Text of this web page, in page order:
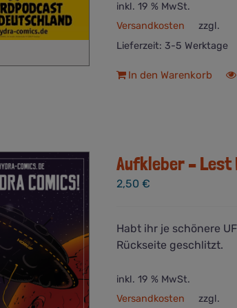
inkl. 19 % MwSt.
zzgl.
Versandkosten
Lieferzeit: 3-5 Werktage
In den Warenkorb
Aufkleber – Lest
2,50 €
Habt ihr je schönere
Rückseite geschlitzt.
inkl. 19 % MwSt.
zzgl.
Versandkosten